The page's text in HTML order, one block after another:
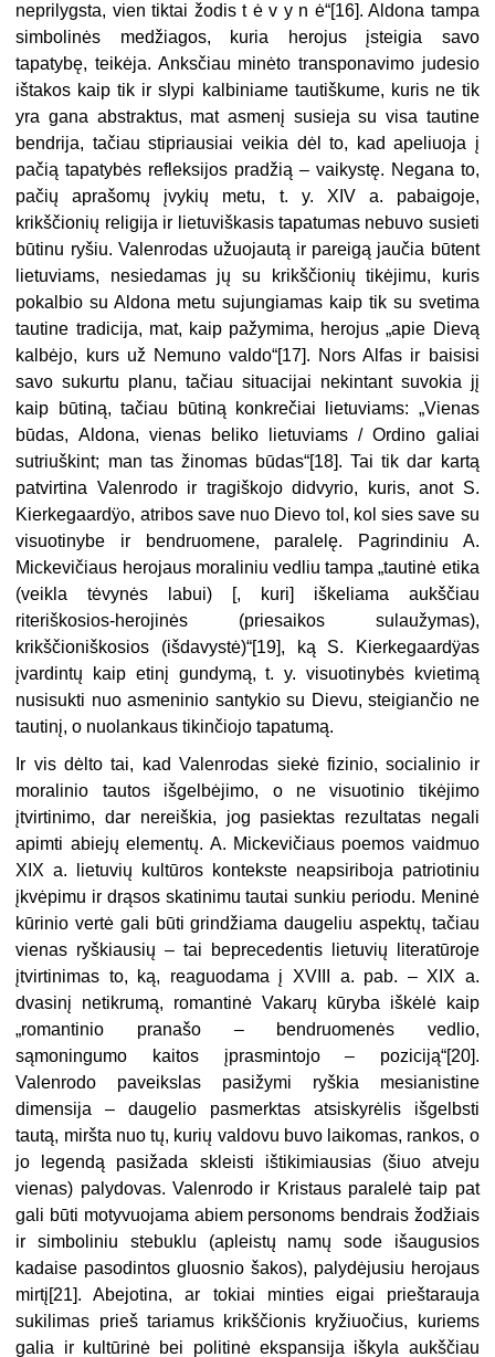
neprilygsta, vien tiktai žodis t ė v y n ė“[16]. Aldona tampa
simbolinės medžiagos, kuria herojus įsteigia savo
tapatybę, teikėja. Anksčiau minėto transponavimo judesio
ištakos kaip tik ir slypi kalbiniame tautiškume, kuris ne tik
yra gana abstraktus, mat asmenį susieja su visa tautine
bendrija, tačiau stipriausiai veikia dėl to, kad apeliuoja į
pačią tapatybės refleksijos pradžią – vaikystę. Negana to,
pačių aprašomų įvykių metu, t. y. XIV a. pabaigoje,
krikščionių religija ir lietuviškasis tapatumas nebuvo susieti
būtinu ryšiu. Valenrodas užuojautą ir pareigą jaučia būtent
lietuviams, nesiedamas jų su krikščionių tikėjimu, kuris
pokalbio su Aldona metu sujungiamas kaip tik su svetima
tautine tradicija, mat, kaip pažymima, herojus „apie Dievą
kalbėjo, kurs už Nemuno valdo“[17]. Nors Alfas ir baisisi
savo sukurtu planu, tačiau situacijai nekintant suvokia jį
kaip būtiną, tačiau būtiną konkrečiai lietuviams: „Vienas
būdas, Aldona, vienas beliko lietuviams / Ordino galiai
sutriuškint; man tas žinomas būdas“[18]. Tai tik dar kartą
patvirtina Valenrodo ir tragiškojo didvyrio, kuris, anot S.
Kierkegaardÿo, atribos save nuo Dievo tol, kol sies save su
visuotinybe ir bendruomene, paralelę. Pagrindiniu A.
Mickevičiaus herojaus moraliniu vedliu tampa „tautinė etika
(veikla tėvynės labui) [, kuri] iškeliama aukščiau
riteriškosios-herojinės (priesaikos sulaužymas),
krikščioniškosios (išdavystė)“[19], ką S. Kierkegaardÿas
įvardintų kaip etinį gundymą, t. y. visuotinybės kvietimą
nusisukti nuo asmeninio santykio su Dievu, steigiančio ne
tautinį, o nuolankaus tikinčiojo tapatumą.
Ir vis dėlto tai, kad Valenrodas siekė fizinio, socialinio ir
moralinio tautos išgelbėjimo, o ne visuotinio tikėjimo
įtvirtinimo, dar nereiškia, jog pasiektas rezultatas negali
apimti abiejų elementų. A. Mickevičiaus poemos vaidmuo
XIX a. lietuvių kultūros kontekste neapsiriboja patriotiniu
įkvėpimu ir drąsos skatinimu tautai sunkiu periodu. Meninė
kūrinio vertė gali būti grindžiama daugeliu aspektų, tačiau
vienas ryškiausių – tai beprecedentis lietuvių literatūroje
įtvirtinimas to, ką, reaguodama į XVIII a. pab. – XIX a.
dvasinį netikrumą, romantinė Vakarų kūryba iškėlė kaip
„romantinio pranašo – bendruomenės vedlio,
sąmoningumo kaitos įprasmintojo – poziciją“[20].
Valenrodo paveikslas pasižymi ryškia mesianistine
dimensija – daugelio pasmerktas atsiskyrėlis išgelbsti
tautą, miršta nuo tų, kurių valdovu buvo laikomas, rankos, o
jo legendą pasižada skleisti ištikimiausias (šiuo atveju
vienas) palydovas. Valenrodo ir Kristaus paralelė taip pat
gali būti motyvuojama abiem personoms bendrais žodžiais
ir simboliniu stebuklu (apleistų namų sode išaugusios
kadaise pasodintos gluosnio šakos), palydėjusiu herojaus
mirtį[21]. Abejotina, ar tokiai minties eigai prieštarauja
sukilimas prieš tariamus krikščionis kryžiuočius, kuriems
galia ir kultūrinė bei politinė ekspansija iškyla aukščiau